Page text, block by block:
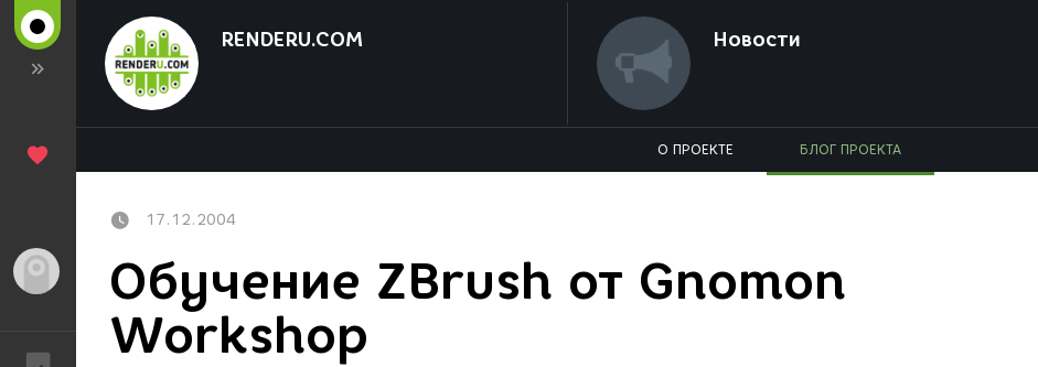
Гость
RENDERU.COM Новости
О ПРОЕКТЕ БЛОГ ПРОЕКТА
17.12.2004
Обучение ZBrush от Gnomon
Workshop